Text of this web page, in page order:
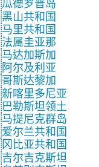
瓜德罗普岛
黑山共和国
马里共和国
法属圭亚那
马达加斯加
阿尔及利亚
哥斯达黎加
新喀里多尼亚
巴勒斯坦领土
马提尼克群岛
爱尔兰共和国
冈比亚共和国
吉尔吉克斯坦